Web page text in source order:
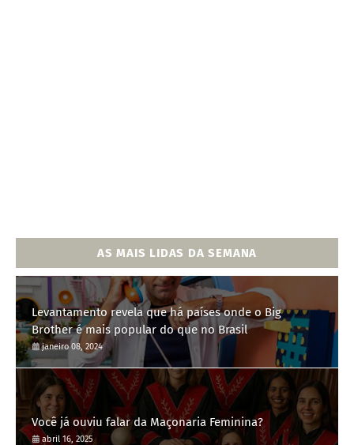
AS MAIS LIDAS DA SEMANA
Levantamento revela que há países onde o Big
Brother é mais popular do que no Brasil
janeiro 08, 2024
Você já ouviu falar da Maçonaria Feminina?
abril 16, 2025